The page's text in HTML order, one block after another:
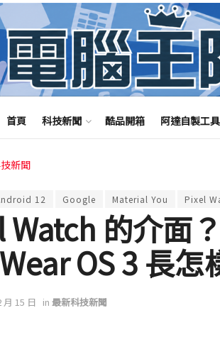
首頁 科技新聞 酷品開箱 阿達自製工具
新聞
12 Google Material You Pixel
Watch 的介面
OS 3 長怎
月 15 日 in 最新科技新聞